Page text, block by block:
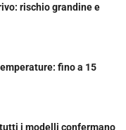
rischio grandine e
fino a 15
i modelli confermano